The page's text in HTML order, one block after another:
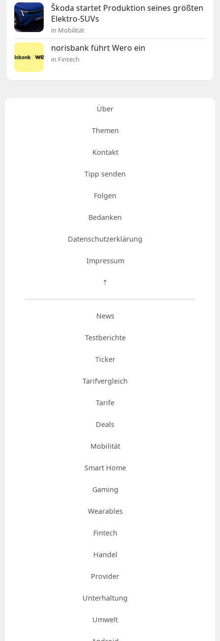
Škoda startet Produktion seines größten
Elektro-SUVs
in Mobilität
norisbank führt Wero ein
in Fintech
Über
Themen
Kontakt
Tipp senden
Folgen
Bedanken
Datenschutzerklärung
Impressum
⇡
News
Testberichte
Ticker
Tarifvergleich
Tarife
Deals
Mobilität
Smart Home
Gaming
Wearables
Fintech
Handel
Provider
Unterhaltung
Umwelt